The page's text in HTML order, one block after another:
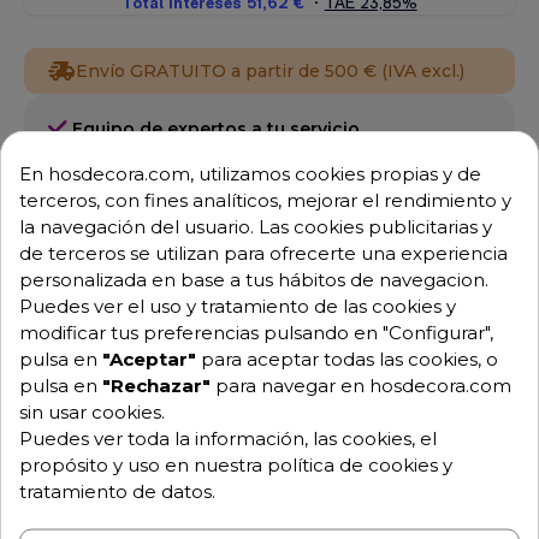
Envío GRATUITO a partir de 500 € (IVA excl.)
Equipo de expertos a tu servicio.
Pago 100% seguro.
Consulta tus dudas con nosotros.
976 25 59 91
info@hosdecora.com
Hablemos
Pide tu presupuesto
En hosdecora.com, utilizamos cookies propias y de
terceros, con fines analíticos, mejorar el rendimiento y
la navegación del usuario. Las cookies publicitarias y
de terceros se utilizan para ofrecerte una experiencia
personalizada en base a tus hábitos de navegacion.
Puedes ver el uso y tratamiento de las cookies y
modificar tus preferencias pulsando en "Configurar",
pulsa en "Aceptar" para aceptar todas las cookies, o
pulsa en "Rechazar" para navegar en hosdecora.com
sin usar cookies.
Puedes ver toda la información, las cookies, el
propósito y uso en nuestra política de cookies y
tratamiento de datos.